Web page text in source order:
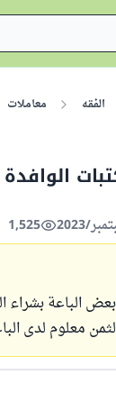
الفقه معاملات
1,525
الباعة بشراء
معلوم لدى